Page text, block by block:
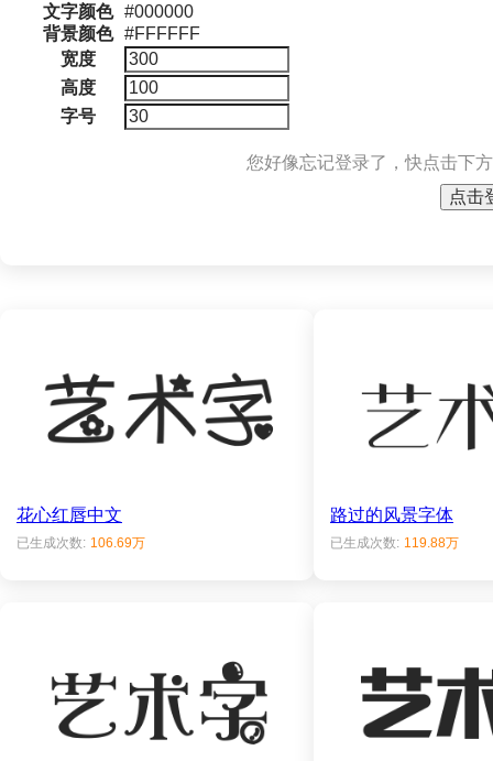
文字颜色 #000000
背景颜色 #FFFFFF
宽度
高度
字号
您好像忘记登录了，快点击下
点击
花心红唇中文
已生成次数: 106.69万
路过的风景字体
已生成次数: 119.88万